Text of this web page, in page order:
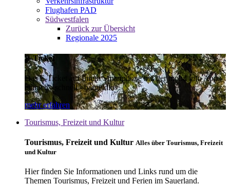
Flughafen PAD
Südwestfalen
Zurück zur Übersicht
Regionale 2025
E-Ticket
Das E-Ticket auf Ihrem Smartphone mit der mobil info App -
einfach - schnell - bargeldlos
mehr erfahren
Tourismus, Freizeit und Kultur
Tourismus, Freizeit und Kultur Alles über Tourismus, Freizeit
und Kultur
Hier finden Sie Informationen und Links rund um die
Themen Tourismus, Freizeit und Ferien im Sauerland.